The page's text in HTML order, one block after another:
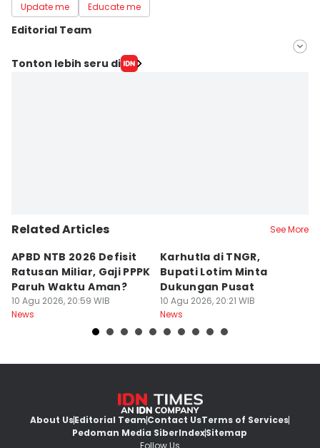
Update me
Educate me
Editorial Team
Editor
Tonton lebih seru di
Related Articles See More
APBD NTB 2026 Defisit
Ratusan Miliar, Gaji PPPK
Paruh Waktu Aman?
10 Agu 2026, 20:59 WIB
News
Karhutla di TNGR,
Bupati Lotim Minta
Dukungan Pusat
10 Agu 2026, 20:21 WIB
News
About UsEditorial TeamContact UsTerms of Services
Pedoman Media SiberIndexSitemap
Follow Us